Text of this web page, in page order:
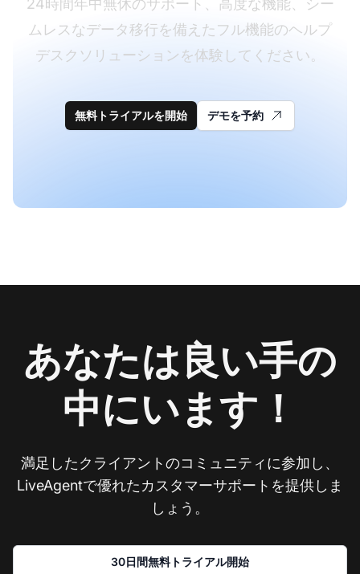
24時間年中無休のサポート、高度な機能、シー
ムレスなデータ移行を備えたフル機能のヘルプ
デスクソリューションを体験してください。
無料トライアルを開始 デモを予約
あなたは良い手の
中にいます！
満足したクライアントのコミュニティに参加し、
LiveAgentで優れたカスタマーサポートを提供しま
しょう。
30日間無料トライアル開始